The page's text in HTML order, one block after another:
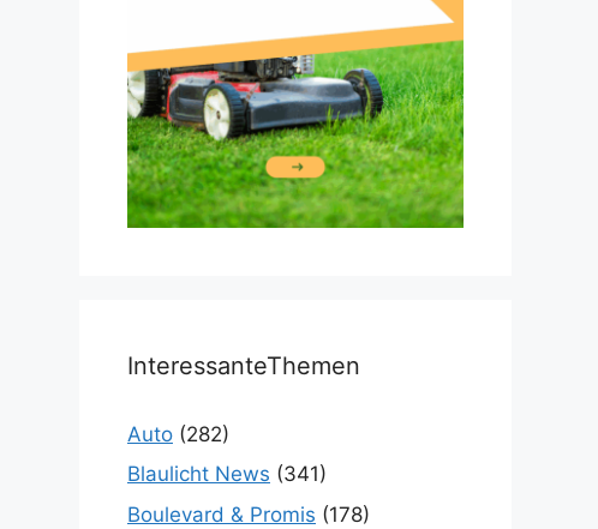
InteressanteThemen
Auto (282)
Blaulicht News (341)
Boulevard & Promis (178)